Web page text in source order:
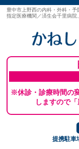
豊中市上野西の内科・外科・
指定医療機関／済生会千里病院
※休診・診療時間の
しますので
提携駐車